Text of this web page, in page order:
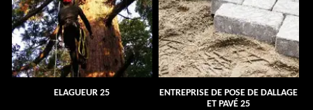
ELAGUEUR 25
ENTREPRISE DE POSE DE DALLAGE
ET PAVÉ 25